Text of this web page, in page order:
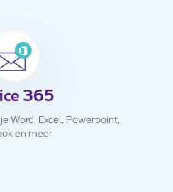
365
Word, Excel, Powerpoint,
en meer